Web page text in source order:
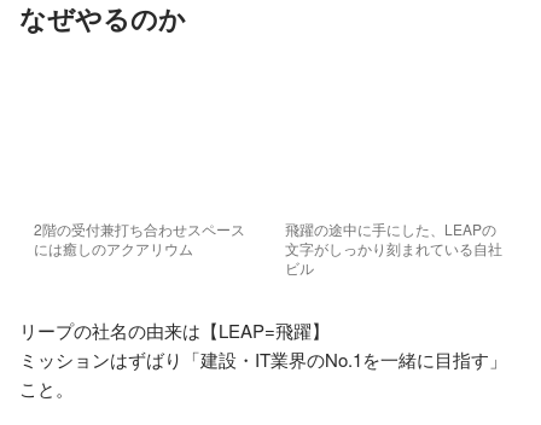
なぜやるのか
2階の受付兼打ち合わせスペース
には癒しのアクアリウム
飛躍の途中に手にした、LEAPの
文字がしっかり刻まれている自社
ビル
リープの社名の由来は【LEAP=飛躍】
ミッションはずばり「建設・IT業界のNo.1を一緒に目指す」
こと。